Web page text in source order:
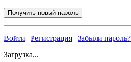
Войти | Регистрация | Забыли пароль?
Загрузка...